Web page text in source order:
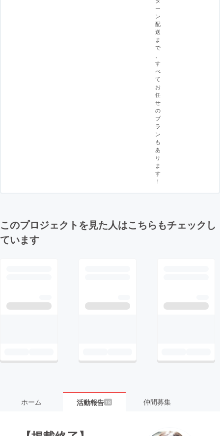
ー
ン
配
送
ま
で
す
べ
て
お
任
せ
の
プ
ラ
ン
も
あ
り
ま
す
！
このプロジェクトを見た人はこちらもチェックし
ています
ホーム 活動報告 18 仲間募集